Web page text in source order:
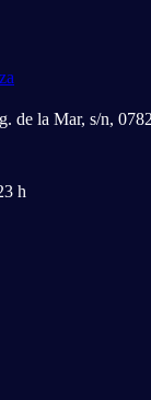
de la Mar, s/n,
h